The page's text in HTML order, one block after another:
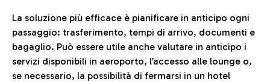
La soluzione più efficace è pianificare in anticipo ogni
passaggio: trasferimento, tempi di arrivo, documenti e
bagaglio. Può essere utile anche valutare in anticipo i
servizi disponibili in aeroporto, l’accesso alle lounge o,
se necessario, la possibilità di fermarsi in un hotel